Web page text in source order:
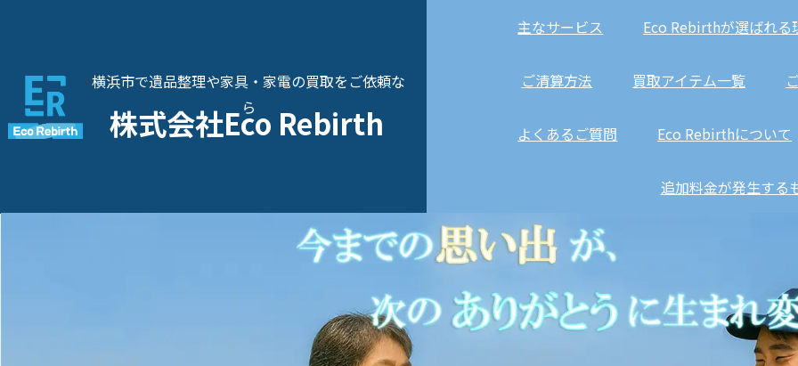
横浜市で遺品整理や家具・家電の買取をご依頼な
ら
株式会社Eco Rebirth
主なサービス Eco Rebirthが選ばれる
ご清算方法 買取アイテム一覧
よくあるご質問 Eco Rebirthについて
追加料金が発生する